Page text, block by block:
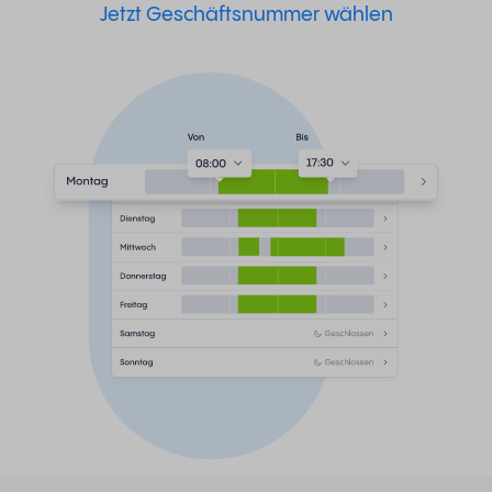
Jetzt Geschäftsnummer wählen